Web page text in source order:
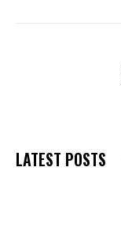
LATEST POSTS